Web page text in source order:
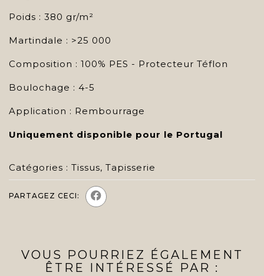
Poids : 380 gr/m²
Martindale : >25 000
Composition : 100% PES - Protecteur Téflon
Boulochage : 4-5
Application : Rembourrage
Uniquement disponible pour le Portugal
Catégories : Tissus, Tapisserie
PARTAGEZ CECI:
VOUS POURRIEZ ÉGALEMENT
ÊTRE INTÉRESSÉ PAR :